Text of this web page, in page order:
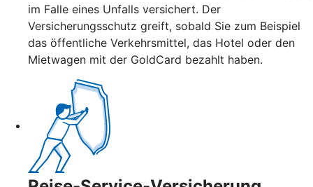
im Falle eines Unfalls versichert. Der
Versicherungsschutz greift, sobald Sie zum Beispiel
das öffentliche Verkehrsmittel, das Hotel oder den
Mietwagen mit der GoldCard bezahlt haben.